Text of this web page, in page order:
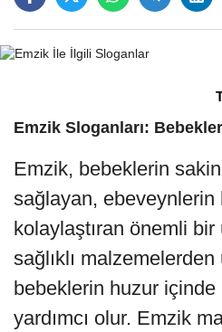
Emzik Sloganları:
Emzik, bebeklerin
sağlayan, ebeveynlerin
kolaylaştıran önemli
sağlıklı
bebeklerin huzur
yardımcı olur. Emzik